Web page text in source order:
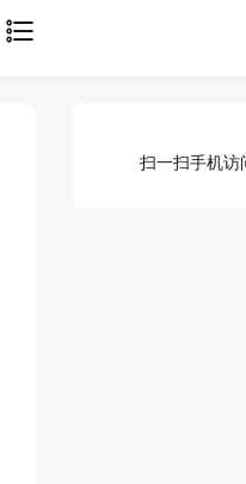
扫一扫手机访